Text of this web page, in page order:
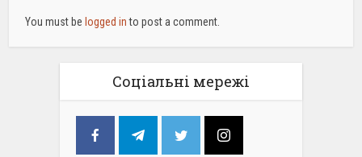
You must be logged into post a comment.
Соціальні мережі